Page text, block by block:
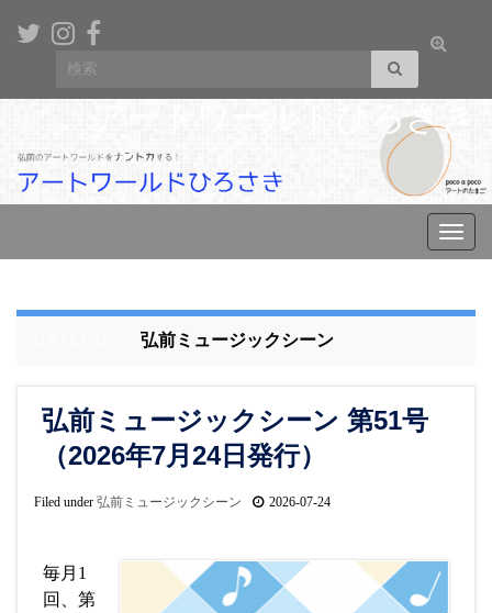
Toggle
form
Search for:
アートワールドひろさき
弘前ミュージックシーン
弘前ミュージックシーン 第51号
（2026年7月24日発行）
Filed under 弘前ミュージックシーン 2026-07-24
毎月1
回、第